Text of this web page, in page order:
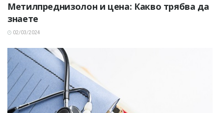
Метилпреднизолон и цена: Какво трябва да
знаете
02/03/2024